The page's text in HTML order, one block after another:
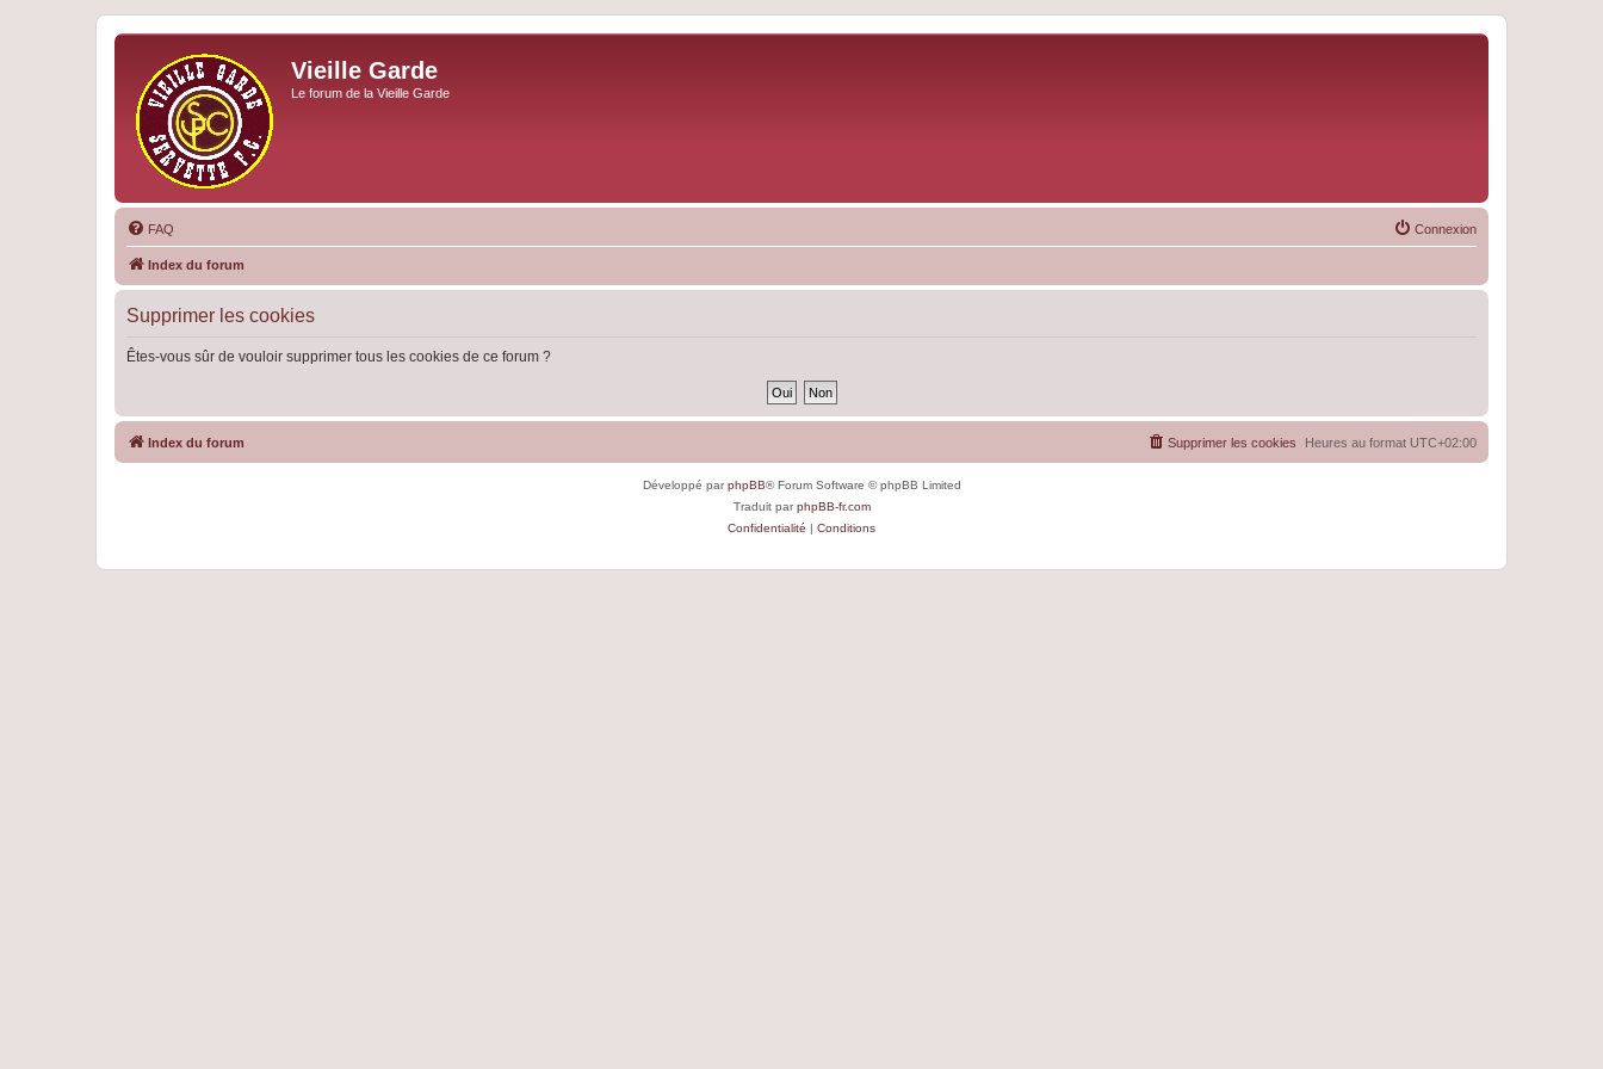
Vieille Garde
Le forum de la Vieille Garde
FAQ Connexion
Index du forum
Supprimer les cookies
Êtes-vous sûr de vouloir supprimer tous les cookies de ce forum ?
Index du forum Heures au format UTC+02:00
Supprimer les cookies
Développé parphpBB® Forum Software © phpBB Limited
Traduit parphpBB-fr.com
Confidentialité | Conditions